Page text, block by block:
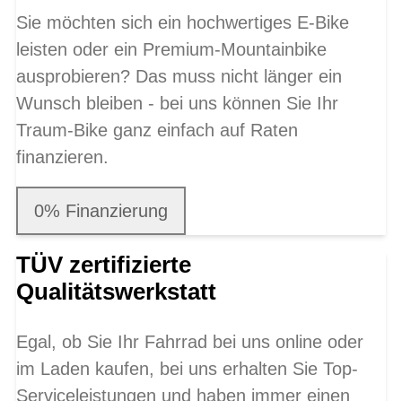
Sie möchten sich ein hochwertiges E-Bike
leisten oder ein Premium-Mountainbike
ausprobieren? Das muss nicht länger ein
Wunsch bleiben - bei uns können Sie Ihr
Traum-Bike ganz einfach auf Raten
finanzieren.
0% Finanzierung
TÜV zertifizierte
Qualitätswerkstatt
Egal, ob Sie Ihr Fahrrad bei uns online oder
im Laden kaufen, bei uns erhalten Sie Top-
Serviceleistungen und haben immer einen